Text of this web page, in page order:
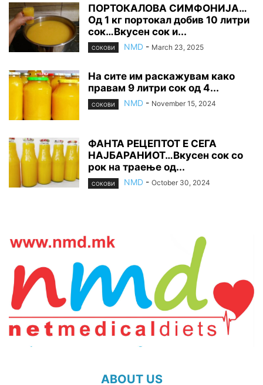
ПОРТОКАЛОВА СИМФОНИЈА…
Од 1 кг портокал добив 10 литри
сок…Вкусен сок и...
СОКОВИ NMD - March 23, 2025
На сите им раскажувам како
правам 9 литри сок од 4...
СОКОВИ NMD - November 15, 2024
ФАНТА РЕЦЕПТОТ Е СЕГА
НАЈБАРАНИОТ…Вкусен сок со
рок на траење од...
СОКОВИ NMD - October 30, 2024
ABOUT US